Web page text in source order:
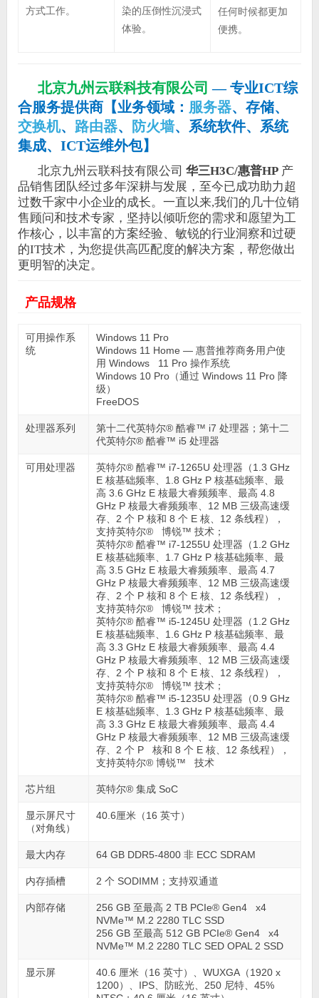
方式工作。
染的压倒性沉浸式
体验。
任何时候都更加
便携。
北京九州云联科技有限公司—专业ICT综
合服务提供商【业务领域： 服务器、存储、
交换机、 路由器、 防火墙、系统软件、系统
集成、ICT运维外包】
北京九州云联科技有限公司 华三H3C/惠普HP产
品销售团队经过多年深耕与发展，至今已成功助力超
过数千家中小企业的成长。一直以来,我们的几十位销
售顾问和技术专家，坚持以倾听您的需求和愿望为工
作核心，以丰富的方案经验、敏锐的行业洞察和过硬
的IT技术，为您提供高匹配度的解决方案，帮您做出
更明智的决定。
产品规格
可用操作系
统
Windows 11 Pro
Windows 11 Home — 惠普推荐商务用户使
用 Windows 11 Pro 操作系统
Windows 10 Pro（通过 Windows 11 Pro 降
级）
FreeDOS
处理器系列
第十二代英特尔® 酷睿™ i7 处理器；第十二
代英特尔® 酷睿™ i5 处理器
可用处理器
英特尔® 酷睿™ i7-1265U 处理器（1.3 GHz
E 核基础频率、1.8 GHz P 核基础频率、最
高 3.6 GHz E 核最大睿频频率、最高 4.8
GHz P 核最大睿频频率、12 MB 三级高速缓
存、2 个 P 核和 8 个 E 核、12 条线程），
支持英特尔® 博锐™ 技术；
英特尔® 酷睿™ i7-1255U 处理器（1.2 GHz
E 核基础频率、1.7 GHz P 核基础频率、最
高 3.5 GHz E 核最大睿频频率、最高 4.7
GHz P 核最大睿频频率、12 MB 三级高速缓
存、2 个 P 核和 8 个 E 核、12 条线程），
支持英特尔® 博锐™ 技术；
英特尔® 酷睿™ i5-1245U 处理器（1.2 GHz
E 核基础频率、1.6 GHz P 核基础频率、最
高 3.3 GHz E 核最大睿频频率、最高 4.4
GHz P 核最大睿频频率、12 MB 三级高速缓
存、2 个 P 核和 8 个 E 核、12 条线程），
支持英特尔® 博锐™ 技术；
英特尔® 酷睿™ i5-1235U 处理器（0.9 GHz
E 核基础频率、1.3 GHz P 核基础频率、最
高 3.3 GHz E 核最大睿频频率、最高 4.4
GHz P 核最大睿频频率、12 MB 三级高速缓
存、2 个 P 核和 8 个 E 核、12 条线程），
支持英特尔® 博锐™ 技术
芯片组 英特尔® 集成 SoC
显示屏尺寸
（对角线）
40.6厘米（16 英寸）
最大内存 64 GB DDR5-4800 非 ECC SDRAM
内存插槽 2 个 SODIMM；支持双通道
内部存储
256 GB 至最高 2 TB PCIe® Gen4 x4
NVMe™ M.2 2280 TLC SSD
256 GB 至最高 512 GB PCIe® Gen4 x4
NVMe™ M.2 2280 TLC SED OPAL 2 SSD
显示屏
40.6 厘米（16 英寸）、WUXGA（1920 x
1200）、IPS、防眩光、250 尼特、45%